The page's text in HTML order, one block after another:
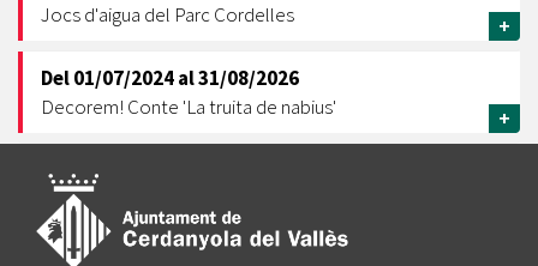
Jocs d'aigua del Parc Cordelles
+
Del01/07/2024al31/08/2026
Decorem! Conte 'La truita de nabius'
+